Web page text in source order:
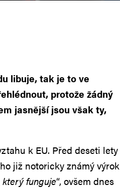
libuje, tak je to ve
protože žádný
jasnější jsou však ty,
k EU. Před deseti lety
již notoricky známý výrok
funguje“, ovšem dnes